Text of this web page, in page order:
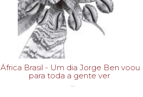
África Brasil - Um dia Jorge Ben voou
para toda a gente ver